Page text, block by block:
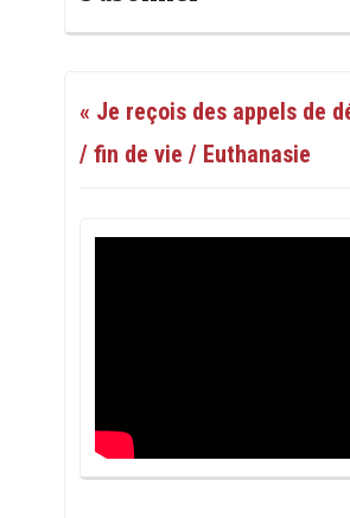
« Je reçois des appels de
/ fin de vie / Euthanasie